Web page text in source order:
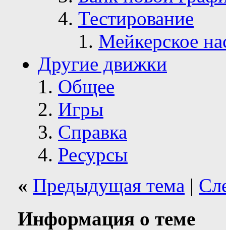
Тестирование
Мейкерское
Другие движки
Общее
Игры
Справка
Ресурсы
« Предыдущая тема |
Информация о теме